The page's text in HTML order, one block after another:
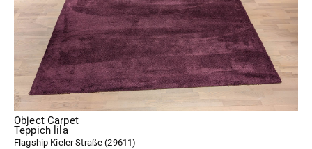
Object Carpet
Teppich lila
Flagship Kieler Straße (29611)